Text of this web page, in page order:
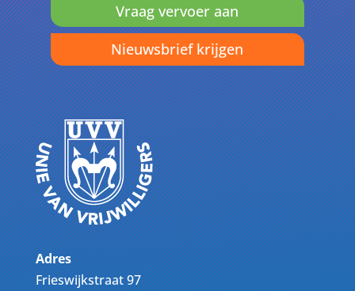
Vraag vervoer aan
Nieuwsbrief krijgen
Adres
Frieswijkstraat 97